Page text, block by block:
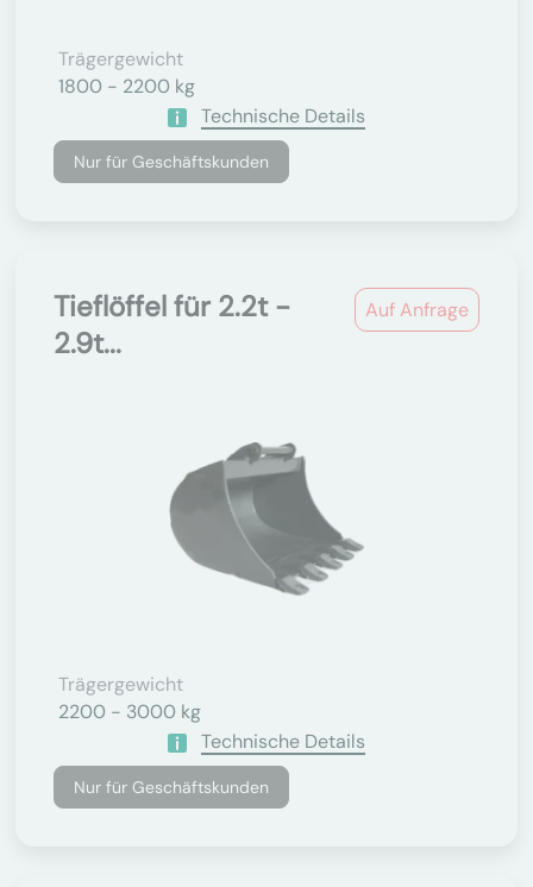
Trägergewicht
1800 - 2200 kg
Technische Details
Nur für Geschäftskunden
Auf Anfrage
Tieflöffel für 2.2t -
2.9t...
Trägergewicht
2200 - 3000 kg
Technische Details
Nur für Geschäftskunden